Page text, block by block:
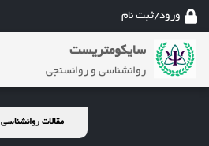
ورود/ثبت نام
سایکومتریست
روانشناسی و روانسنجی
مقالات روانشناسی